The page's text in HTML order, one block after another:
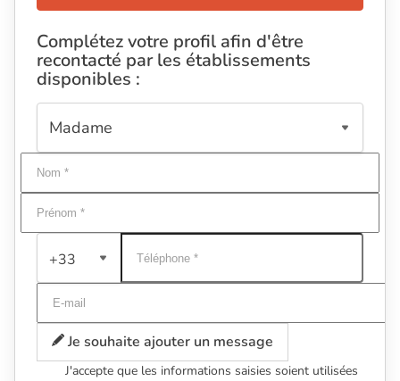
Complétez votre profil afin d'être
recontacté par les établissements
disponibles :
+33
Je souhaite ajouter un message
J'accepte que les informations saisies soient utilisées